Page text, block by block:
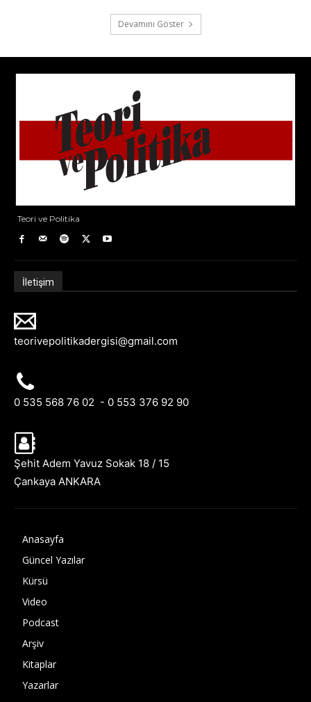
Devamını Göster
Teori ve Politika
İletişim
teorivepolitikadergisi@gmail.com
0 535 568 76 02 - 0 553 376 92 90
Şehit Adem Yavuz Sokak 18 / 15
Çankaya ANKARA
Anasayfa
Güncel Yazılar
Kürsü
Video
Podcast
Arşiv
Kitaplar
Yazarlar